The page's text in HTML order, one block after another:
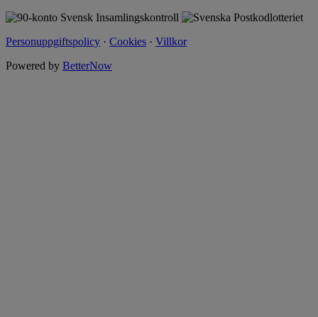
Personuppgiftspolicy · Cookies · Villkor
Powered by BetterNow